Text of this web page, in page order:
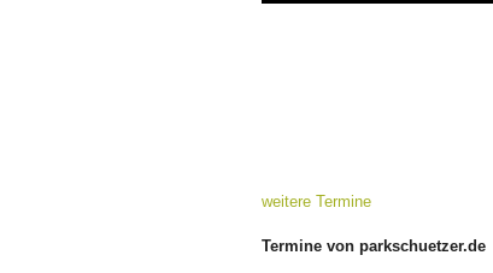
weitere Termine
Termine von parkschuetzer.de